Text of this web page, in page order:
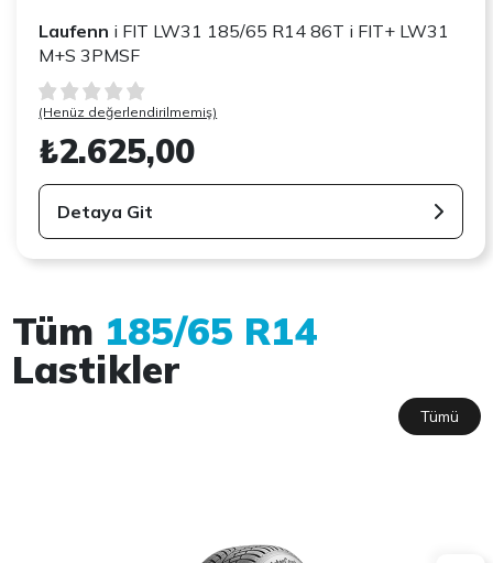
Laufenn i FIT LW31 185/65 R14 86T i FIT+ LW31
M+S 3PMSF
(Henüz değerlendirilmemiş)
₺2.625,00
Detaya Git
Tüm 185/65 R14
Lastikler
Tümü